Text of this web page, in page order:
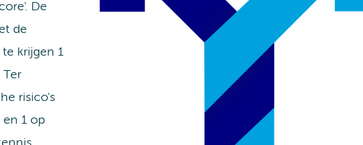
De
de
krijgen 1
risico's
en 1 op